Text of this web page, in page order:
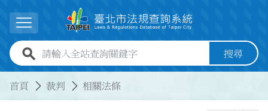
展開選單
全站查詢關鍵字欄位 搜尋
首頁 裁判 相關法條